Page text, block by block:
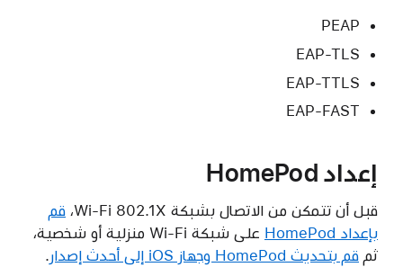
PEAP
EAP-TLS
EAP-TTLS
EAP-FAST
إعداد HomePod
قبل أن تتمكن من الاتصال بشبكة Wi-Fi 802.1X،
قم
بإعداد HomePod
على شبكة Wi-Fi منزلية أو شخصية،
ثم قم بتحديث HomePod وجهاز iOS إلى أحدث إصدار .